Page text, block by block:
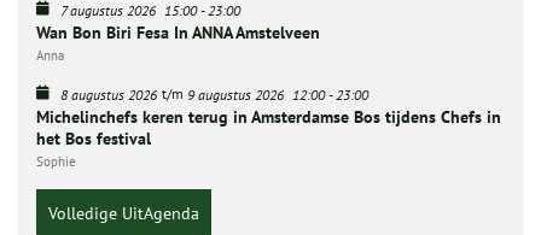
7 augustus 2026 15:00-23:00
Wan Bon Biri Fesa In ANNA Amstelveen
Anna
8 augustus 2026 t/m 9 augustus 2026 12:00-23:00
Michelinchefs keren terug in Amsterdamse Bos tijdens Chefs in
het Bos festival
Sophie
Volledige UitAgenda